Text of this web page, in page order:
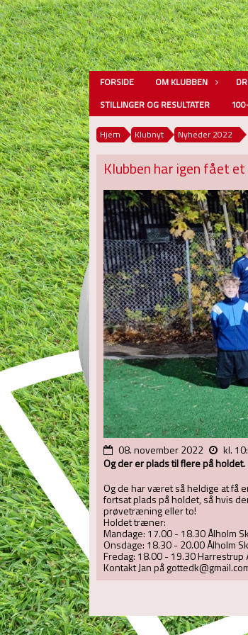
FORSIDE OM KLUBBEN
STILLINGER OG RESULTATER
Hjem Klubnyt Nyheder 2022
Klubben har igen fået
08. november 2022
kl.
Og der er plads til flere på holdet.
Og de har været så heldige at få
fortsat plads på holdet, så hvis
prøvetræning eller to!
Holdet træner:
Mandage: 17.00 - 18.30 Ålholm
Onsdage: 18.30 - 20.00 Ålholm
Fredag: 18.00 - 19.30 Harrestrup
Kontakt Jan på